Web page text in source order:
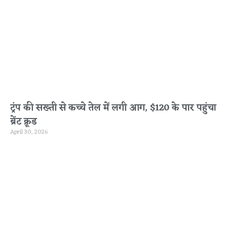
ट्रंप की सख्ती से कच्चे तेल में लगी आग, $120 के पार पहुंचा
ब्रेंट क्रूड
April 30, 2026